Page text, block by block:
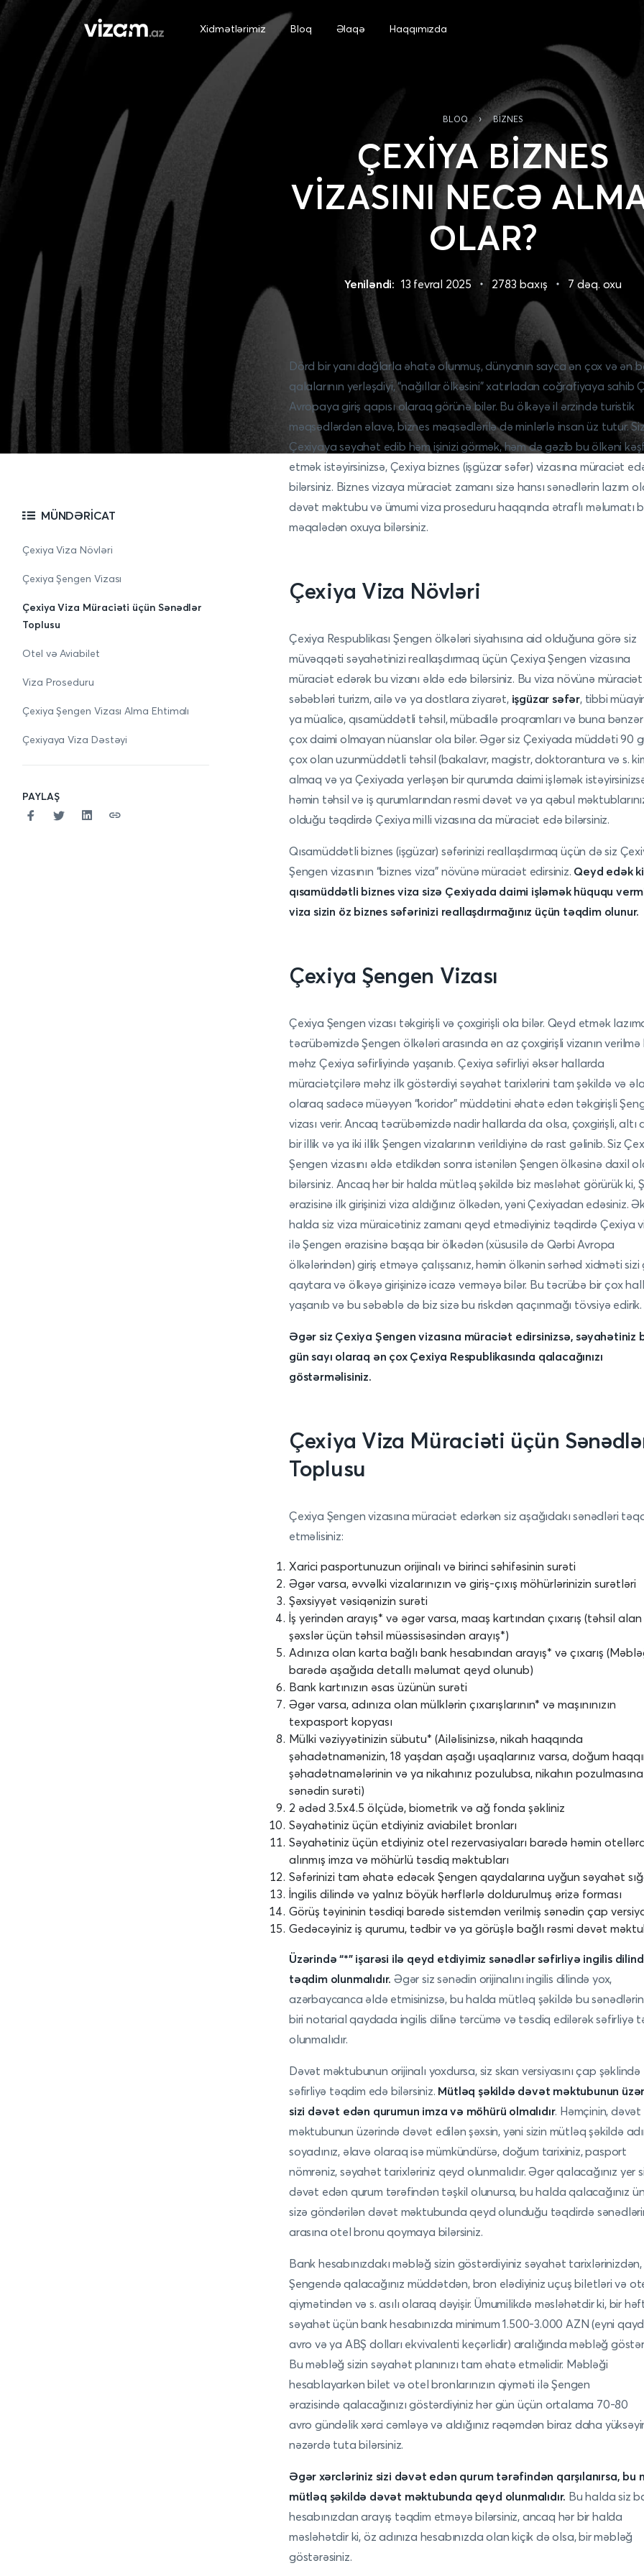
Xidmətlərimiz Bloq Əlaqə Haqqımızda
BLOQ › BIZNES
ÇEXİYA BİZNES
VİZASINI NECƏ
OLAR?
Yeniləndi: 13 fevral 2025 2783 baxış 7 dəq. oxu
MÜNDƏRICAT
Çexiya Viza Növləri
Çexiya Şengen Vizası
Çexiya Viza Müraciəti üçün Sənədlər
Toplusu
Otel və Aviabilet
Viza Proseduru
Çexiya Şengen Vizası Alma Ehtimalı
Çexiyaya Viza Dəstəyi
PAYLAŞ
Dörd bir yanı dağlarla əhatə olunmuş, dünyanın sayca ən çox və ən
qalalarının yerləşdiyi, “nağıllar ölkəsini” xatırladan coğrafiyaya sahib
Avropaya giriş qapısı olaraq görünə bilər. Bu ölkəyə il ərzində turistik
məqsədlərdən əlavə, biznes məqsədlərilə də minlərlə insan üz tutur.
Çexiyaya səyahət edib həm işinizi görmək, həm də gəzib bu ölkəni
etmək istəyirsinizsə, Çexiya biznes (işgüzar səfər) vizasına müraciət
bilərsiniz. Biznes vizaya müraciət zamanı sizə hansı sənədlərin lazım
dəvət məktubu və ümumi viza proseduru haqqında ətraflı məlumatı
məqalədən oxuya bilərsiniz.
Çexiya Viza Növləri
Çexiya Respublikası Şengen ölkələri siyahısına aid olduğuna görə siz
müvəqqəti səyahətinizi reallaşdırmaq üçün Çexiya Şengen vizasına
müraciət edərək bu vizanı əldə edə bilərsiniz. Bu viza növünə müraciət
səbəbləri turizm, ailə və ya dostlara ziyarət, işgüzar səfər, tibbi
ya müalicə, qısamüddətli təhsil, mübadilə proqramları və buna
çox daimi olmayan nüanslar ola bilər. Əgər siz Çexiyada müddəti 90
çox olan uzunmüddətli təhsil (bakalavr, magistr, doktorantura və s.
almaq və ya Çexiyada yerləşən bir qurumda daimi işləmək
həmin təhsil və iş qurumlarından rəsmi dəvət və ya qəbul
olduğu təqdirdə Çexiya milli vizasına da müraciət edə bilərsiniz.
Qısamüddətli biznes (işgüzar) səfərinizi reallaşdırmaq üçün də siz
Şengen vizasının “biznes viza” növünə müraciət edirsiniz. Qeyd edək
qısamüddətli biznes viza sizə Çexiyada daimi işləmək hüququ
viza sizin öz biznes səfərinizi reallaşdırmağınız üçün təqdim olunur.
Çexiya Şengen Vizası
Çexiya Şengen vizası təkgirişli və çoxgirişli ola bilər. Qeyd etmək
təcrübəmizdə Şengen ölkələri arasında ən az çoxgirişli vizanın verilmə
məhz Çexiya səfirliyində yaşanıb. Çexiya səfirliyi əksər hallarda
müraciətçilərə məhz ilk göstərdiyi səyahət tarixlərini tam şəkildə və
olaraq sadəcə müəyyən “koridor” müddətini əhatə edən təkgirişli
vizası verir. Ancaq təcrübəmizdə nadir hallarda da olsa, çoxgirişli, altı
bir illik və ya iki illik Şengen vizalarının verildiyinə də rast gəlinib. Siz
Şengen vizasını əldə etdikdən sonra istənilən Şengen ölkəsinə daxil
bilərsiniz. Ancaq hər bir halda mütləq şəkildə biz məsləhət görürük ki,
ərazisinə ilk girişinizi viza aldığınız ölkədən, yəni Çexiyadan edəsiniz.
halda siz viza müraicətiniz zamanı qeyd etmədiyiniz təqdirdə Çexiya
ilə Şengen ərazisinə başqa bir ölkədən (xüsusilə də Qərbi Avropa
ölkələrindən) giriş etməyə çalışsanız, həmin ölkənin sərhəd xidməti sizi
qaytara və ölkəyə girişinizə icazə verməyə bilər. Bu təcrübə bir çox
yaşanıb və bu səbəblə də biz sizə bu riskdən qaçınmağı tövsiyə edirik.
Əgər siz Çexiya Şengen vizasına müraciət edirsinizsə, səyahətiniz
gün sayı olaraq ən çox Çexiya Respublikasında qalacağınızı
göstərməlisiniz.
Çexiya Viza Müraciəti üçün
Toplusu
Çexiya Şengen vizasına müraciət edərkən siz aşağıdakı sənədləri
etməlisiniz:
Xarici pasportunuzun orijinalı və birinci səhifəsinin surəti
Əgər varsa, əvvəlki vizalarınızın və giriş-çıxış möhürlərinizin surətləri
Şəxsiyyət vəsiqənizin surəti
İş yerindən arayış* və əgər varsa, maaş kartından çıxarış (təhsil alan
şəxslər üçün təhsil müəssisəsindən arayış*)
Adınıza olan karta bağlı bank hesabından arayış* və çıxarış
barədə aşağıda detallı məlumat qeyd olunub)
Bank kartınızın əsas üzünün surəti
Əgər varsa, adınıza olan mülklərin çıxarışlarının* və maşınınızın
texpasport kopyası
Mülki vəziyyətinizin sübutu* (Ailəlisinizsə, nikah haqqında
şəhadətnamənizin, 18 yaşdan aşağı uşaqlarınız varsa, doğum
şəhadətnamələrinin və ya nikahınız pozulubsa, nikahın
sənədin surəti)
2 ədəd 3.5x4.5 ölçüdə, biometrik və ağ fonda şəkliniz
Səyahətiniz üçün etdiyiniz aviabilet bronları
Səyahətiniz üçün etdiyiniz otel rezervasiyaları barədə həmin
alınmış imza və möhürlü təsdiq məktubları
Səfərinizi tam əhatə edəcək Şengen qaydalarına uyğun səyahət
İngilis dilində və yalnız böyük hərflərlə doldurulmuş ərizə forması
Görüş təyininin təsdiqi barədə sistemdən verilmiş sənədin çap
Gedəcəyiniz iş qurumu, tədbir və ya görüşlə bağlı rəsmi dəvət
Üzərində “*” işarəsi ilə qeyd etdiyimiz sənədlər səfirliyə ingilis
təqdim olunmalıdır. Əgər siz sənədin orijinalını ingilis dilində yox,
azərbaycanca əldə etmisinizsə, bu halda mütləq şəkildə bu
biri notarial qaydada ingilis dilinə tərcümə və təsdiq edilərək səfirliyə
olunmalıdır.
Dəvət məktubunun orijinalı yoxdursa, siz skan versiyasını çap şəklində
səfirliyə təqdim edə bilərsiniz. Mütləq şəkildə dəvət məktubunun
sizi dəvət edən qurumun imza və möhürü olmalıdır. Həmçinin, dəvət
məktubunun üzərində dəvət edilən şəxsin, yəni sizin mütləq şəkildə
soyadınız, əlavə olaraq isə mümkündürsə, doğum tarixiniz, pasport
nömrəniz, səyahət tarixləriniz qeyd olunmalıdır. Əgər qalacağınız yer
dəvət edən qurum tərəfindən təşkil olunursa, bu halda qalacağınız
sizə göndərilən dəvət məktubunda qeyd olunduğu təqdirdə
arasına otel bronu qoymaya bilərsiniz.
Bank hesabınızdakı məbləğ sizin göstərdiyiniz səyahət tarixlərinizdən,
Şengendə qalacağınız müddətdən, bron elədiyiniz uçuş biletləri və
qiymətindən və s. asılı olaraq dəyişir. Ümumilikdə məsləhətdir ki, bir
səyahət üçün bank hesabınızda minimum 1.500-3.000 AZN (eyni
avro və ya ABŞ dolları ekvivalenti keçərlidir) aralığında məbləğ
Bu məbləğ sizin səyahət planınızı tam əhatə etməlidir. Məbləği
hesablayarkən bilet və otel bronlarınızın qiyməti ilə Şengen
ərazisində qalacağınızı göstərdiyiniz hər gün üçün ortalama 70-80
avro gündəlik xərci cəmləyə və aldığınız rəqəmdən biraz daha
nəzərdə tuta bilərsiniz.
Əgər xərcləriniz sizi dəvət edən qurum tərəfindən qarşılanırsa, bu
mütləq şəkildə dəvət məktubunda qeyd olunmalıdır. Bu halda siz
hesabınızdan arayış təqdim etməyə bilərsiniz, ancaq hər bir halda
məsləhətdir ki, öz adınıza hesabınızda olan kiçik də olsa, bir məbləğ
göstərəsiniz.